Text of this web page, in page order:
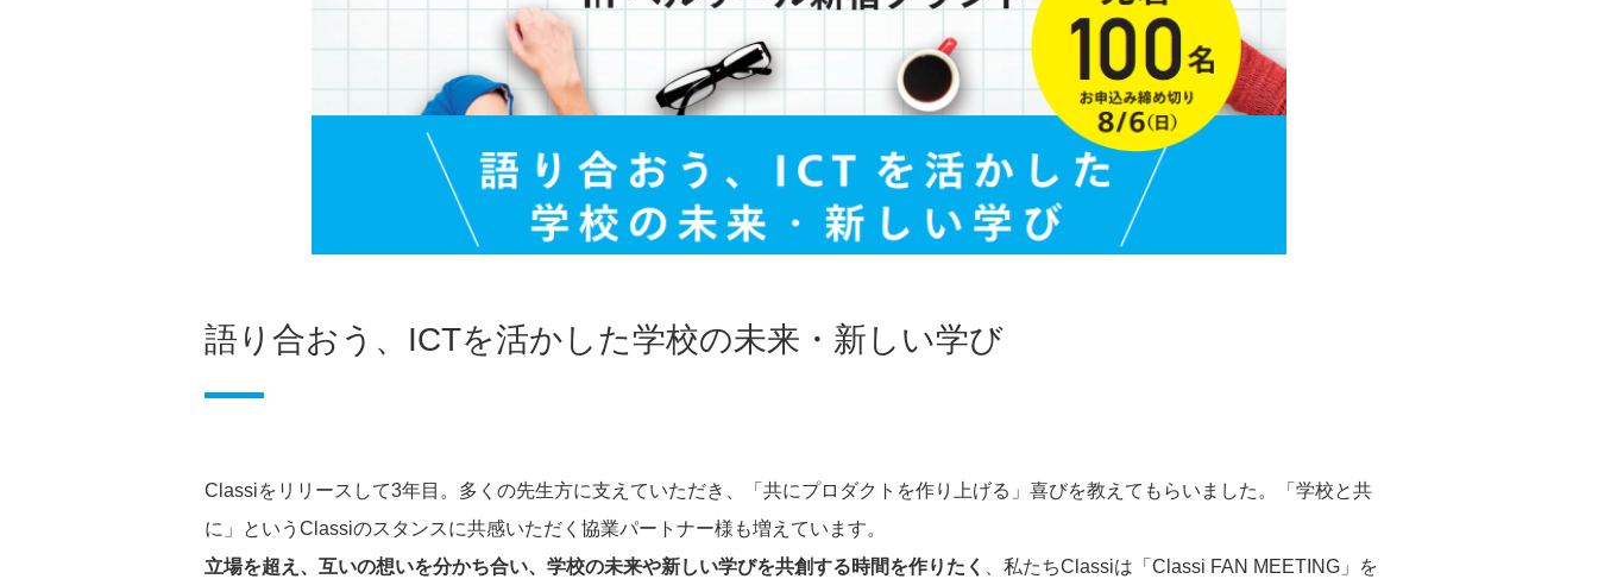
語り合おう、ICTを活かした学校の未来・新しい学び
Classiをリリースして3年目。多くの先生方に支えていただき、「共にプロダクトを作り上げる」喜びを教えてもらいました。「学校と共
に」というClassiのスタンスに共感いただく協業パートナー様も増えています。
立場を超え、互いの想いを分かち合い、学校の未来や新しい学びを共創する時間を作りたく
、私たちClassiは「Classi FAN MEETING」を